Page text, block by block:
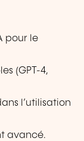
pour le
(GPT-4,
l’utilisation
avancé.